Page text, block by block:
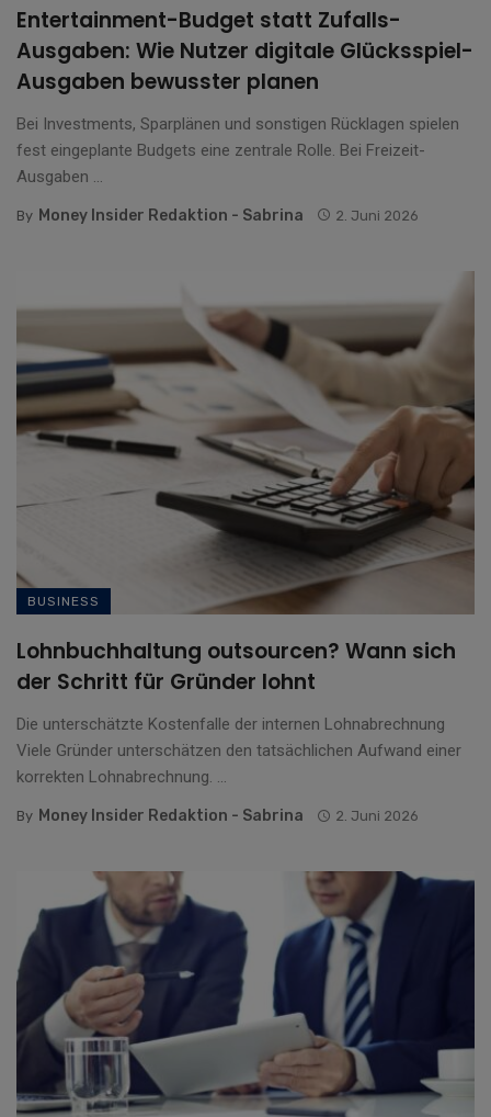
Entertainment-Budget statt Zufalls-
Ausgaben: Wie Nutzer digitale Glücksspiel-
Ausgaben bewusster planen
Bei Investments, Sparplänen und sonstigen Rücklagen spielen
fest eingeplante Budgets eine zentrale Rolle. Bei Freizeit-
Ausgaben ...
By Money Insider Redaktion - Sabrina 2. Juni 2026
BUSINESS
Lohnbuchhaltung outsourcen? Wann sich
der Schritt für Gründer lohnt
Die unterschätzte Kostenfalle der internen Lohnabrechnung
Viele Gründer unterschätzen den tatsächlichen Aufwand einer
korrekten Lohnabrechnung. ...
By Money Insider Redaktion - Sabrina 2. Juni 2026